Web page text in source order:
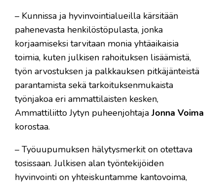
– Kunnissa ja hyvinvointialueilla kärsitään
pahenevasta henkilöstöpulasta, jonka
korjaamiseksi tarvitaan monia yhtäaikaisia
toimia, kuten julkisen rahoituksen lisäämistä,
työn arvostuksen ja palkkauksen pitkäjänteistä
parantamista sekä tarkoituksenmukaista
työnjakoa eri ammattilaisten kesken,
Ammattiliitto Jytyn puheenjohtaja Jonna Voima
korostaa.
– Työuupumuksen hälytysmerkit on otettava
tosissaan. Julkisen alan työntekijöiden
hyvinvointi on yhteiskuntamme kantovoima,